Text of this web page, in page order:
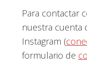
Para contactar
nuestra cuenta
Instagram (
formulario de